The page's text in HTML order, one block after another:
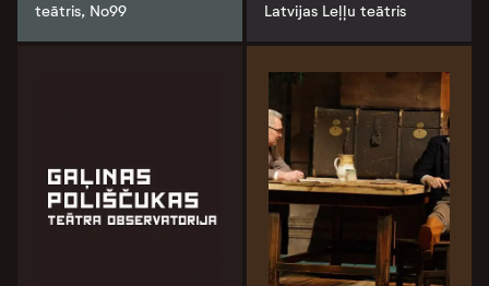
teātris, No99
Latvijas Leļļu teātris